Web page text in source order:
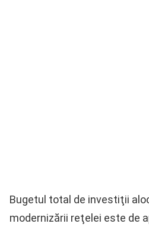
Bugetul total de investiţii
modernizării reţelei este de